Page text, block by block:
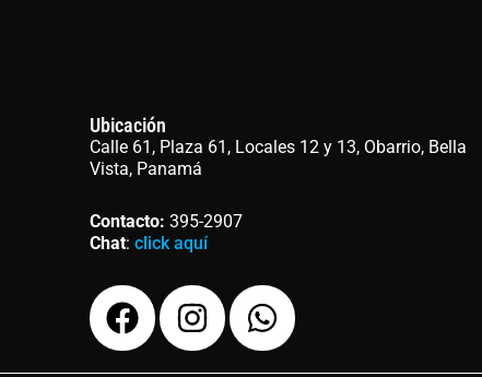
Ubicación
Calle 61, Plaza 61, Locales 12 y 13, Obarrio, Bella
Vista, Panamá
Contacto: 395-2907
Chat: click aquí
F
a
c
I
n
s
W
h
a